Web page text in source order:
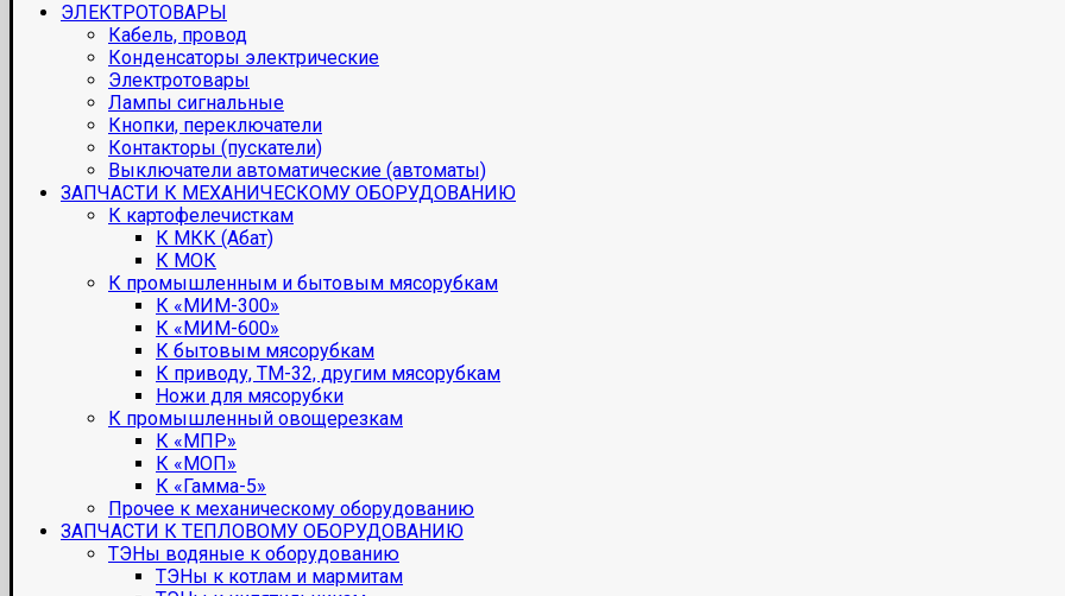
ЭЛЕКТРОТОВАРЫ
Кабель, провод
Конденсаторы электрические
Электротовары
Лампы сигнальные
Кнопки, переключатели
Контакторы (пускатели)
Выключатели автоматические (автоматы)
ЗАПЧАСТИ К МЕХАНИЧЕСКОМУ ОБОРУДОВАНИЮ
К картофелечисткам
К МКК (Абат)
К МОК
К промышленным и бытовым мясорубкам
К «МИМ-300»
К «МИМ-600»
К бытовым мясорубкам
К приводу, ТМ-32, другим мясорубкам
Ножи для мясорубки
К промышленный овощерезкам
К «МПР»
К «МОП»
К «Гамма-5»
Прочее к механическому оборудованию
ЗАПЧАСТИ К ТЕПЛОВОМУ ОБОРУДОВАНИЮ
ТЭНы водяные к оборудованию
ТЭНы к котлам и мармитам